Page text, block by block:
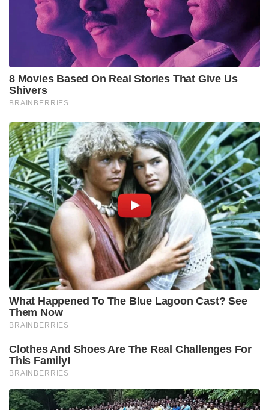
8 Movies Based On Real Stories That Give Us
Shivers
BRAINBERRIES
What Happened To The Blue Lagoon Cast? See
Them Now
BRAINBERRIES
Clothes And Shoes Are The Real Challenges For
This Family!
BRAINBERRIES